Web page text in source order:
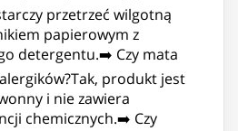
przetrzeć wilgotną
papierowym z
detergentu.➡️ Czy mata
produkt jest
i nie zawiera
chemicznych.➡️ Czy